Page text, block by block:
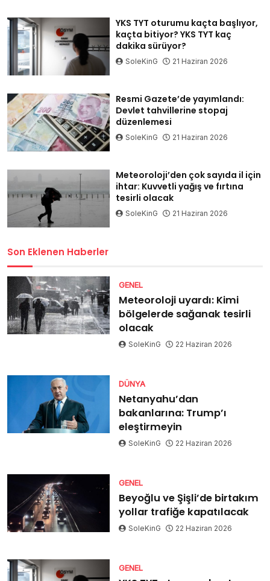
YKS TYT oturumu kaçta başlıyor,
kaçta bitiyor? YKS TYT kaç
dakika sürüyor?
SoleKinG 21 Haziran 2026
Resmi Gazete’de yayımlandı:
Devlet tahvillerine stopaj
düzenlemesi
SoleKinG 21 Haziran 2026
Meteoroloji’den çok sayıda il için
ihtar: Kuvvetli yağış ve fırtına
tesirli olacak
SoleKinG 21 Haziran 2026
Son Eklenen Haberler
GENEL
Meteoroloji uyardı: Kimi
bölgelerde sağanak tesirli
olacak
SoleKinG 22 Haziran 2026
DÜNYA
Netanyahu’dan
bakanlarına: Trump’ı
eleştirmeyin
SoleKinG 22 Haziran 2026
GENEL
Beyoğlu ve Şişli’de birtakım
yollar trafiğe kapatılacak
SoleKinG 22 Haziran 2026
GENEL